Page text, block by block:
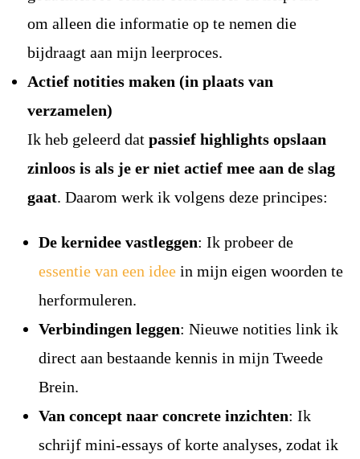
om alleen die informatie op te nemen die
bijdraagt aan mijn leerproces.
Actief notities maken (in plaats van
verzamelen)
Ik heb geleerd dat passief highlights opslaan
zinloos is als je er niet actief mee aan de slag
gaat. Daarom werk ik volgens deze principes:
De kernidee vastleggen: Ik probeer de
essentie van een idee in mijn eigen woorden te
herformuleren.
Verbindingen leggen: Nieuwe notities link ik
direct aan bestaande kennis in mijn Tweede
Brein.
Van concept naar concrete inzichten: Ik
schrijf mini-essays of korte analyses, zodat ik